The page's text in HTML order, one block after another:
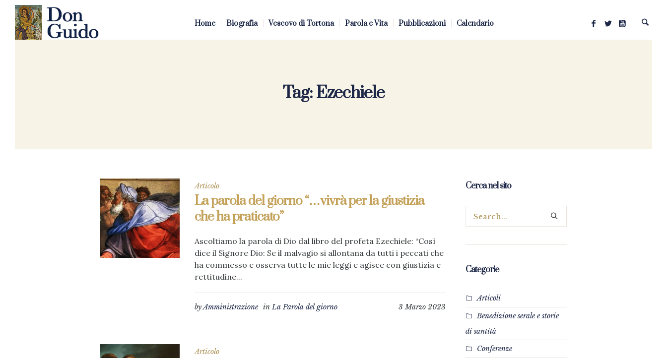
Home Biografia Vescovo di Tortona Parola e Vita Pubblicazioni Calendario
Tag:Ezechiele
Articolo
La parola del giorno “…vivrà per la giustizia
che ha praticato”
Ascoltiamo la parola di Dio dal libro del profeta Ezechiele: “Così
dice il Signore Dio: Se il malvagio si allontana da tutti i peccati che
ha commesso e osserva tutte le mie leggi e agisce con giustizia e
rettitudine...
3 Marzo 2023
byAmministrazione inLa Parola del giorno
Articolo
Cerca nel sito
Categorie
Articoli
Benedizione serale e storie
di santità
Conferenze